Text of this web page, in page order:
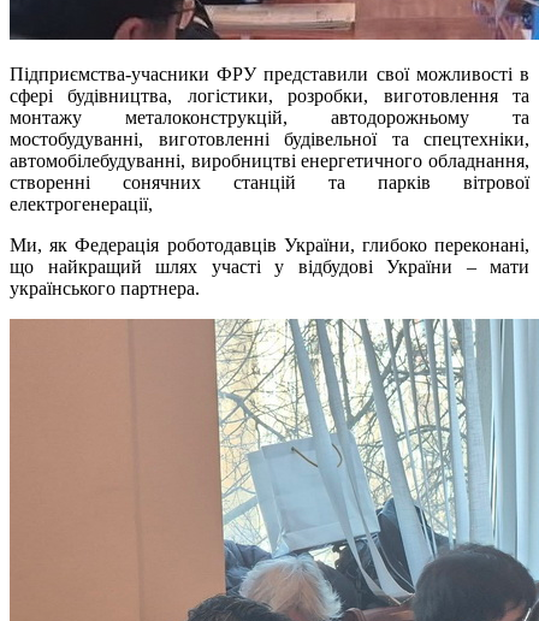
Підприємства-учасники ФРУ представили свої можливості в
сфері будівництва, логістики, розробки, виготовлення та
монтажу металоконструкцій, автодорожньому та
мостобудуванні, виготовленні будівельної та спецтехніки,
автомобілебудуванні, виробництві енергетичного обладнання,
створенні сонячних станцій та парків вітрової
електрогенерації,
Ми, як Федерація роботодавців України, глибоко переконані,
що найкращий шлях участі у відбудові України – мати
українського партнера.